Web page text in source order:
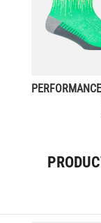
PERFORMANCE